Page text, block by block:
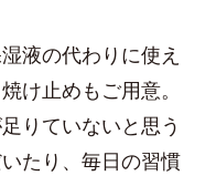
液の代わりに使え
け止めもご用意。
りていないと思う
たり、毎日の習慣